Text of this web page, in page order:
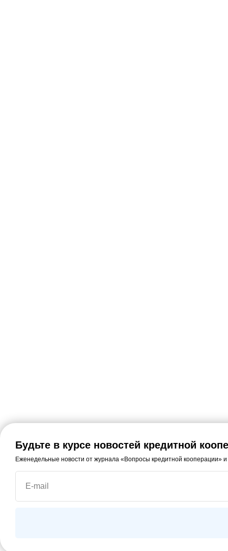
Будьте в курсе новостей кредитной
Еженедельные новости от журнала «Вопросы кредитной
E-mail